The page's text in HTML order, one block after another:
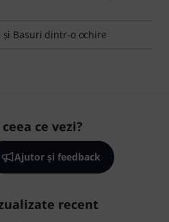
şi Basuri dintr-o ochire
ce vezi?
Ajutor și feedback
recent